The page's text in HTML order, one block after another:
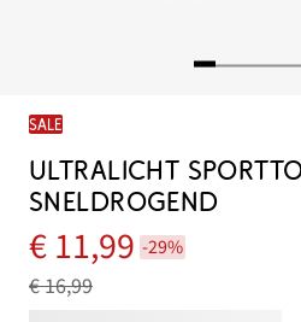
SALE
ULTRALICHT
SNELDROGEND
€ 11,99 -29%
€ 16,99